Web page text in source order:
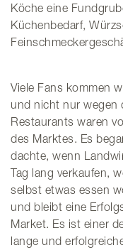
Köche eine
Küchenbedarf,
Viele Fans kommen
und nicht nur wegen
Restaurants waren
des Marktes. Es
dachte, wenn
Tag lang verkaufen,
selbst etwas essen
und bleibt eine
Market. Es ist einer
lange und